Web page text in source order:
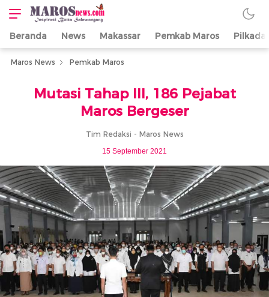
Maros News
Inspirasi Butta
Salewangang
Beranda News Makassar Pemkab Maros Pilkada
Maros News Pemkab Maros
Mutasi Tahap III, 186 Pejabat
Maros Bergeser
Tim Redaksi - Maros News
15 September 2021